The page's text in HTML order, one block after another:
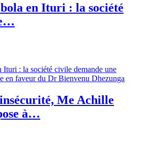
en Ituri : la société
Me Achille
à…